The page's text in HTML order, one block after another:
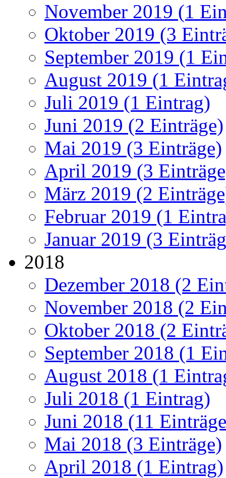
November 2019 (1
Oktober 2019 (3
September 2019 (1
August 2019 (1
Juli 2019 (1 Eintrag)
Juni 2019 (2 Einträge)
Mai 2019 (3 Einträge)
April 2019 (3
März 2019 (2
Februar 2019 (1
Januar 2019 (3
2018
Dezember 2018 (2
November 2018 (2
Oktober 2018 (2
September 2018 (1
August 2018 (1
Juli 2018 (1 Eintrag)
Juni 2018 (11
Mai 2018 (3 Einträge)
April 2018 (1 Eintrag)